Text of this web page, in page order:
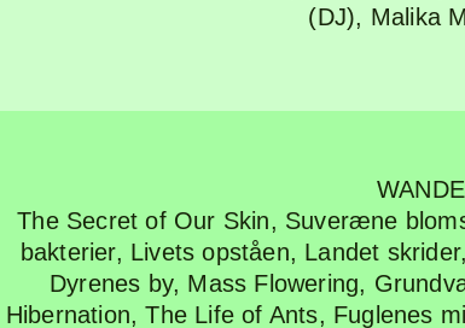
(DJ), Malika
The Secret of Our Skin, Suveræne
bakterier, Livets opståen, Landet skrider,
Dyrenes by, Mass Flowering,
Hibernation,The Life of Ants, Fuglenes